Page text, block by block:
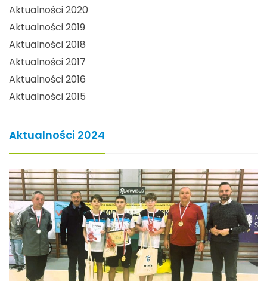
Aktualności 2020
Aktualności 2019
Aktualności 2018
Aktualności 2017
Aktualności 2016
Aktualności 2015
Aktualności 2024